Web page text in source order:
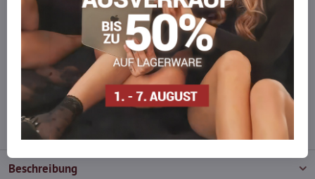
Möchten Sie mehr bestellen, als wir
auf Lager haben?
Zögern Sie nicht, uns zu kontaktieren, wir füllen die Ware für Sie
wieder auf!
info​@everlady​.eu
Beschreibung